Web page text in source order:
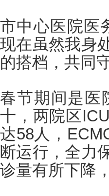
市中心医院医
现在虽然我身
的搭档，共同
春节期间是医
十，两院区
达58人，
断运行，全力
诊量有所下降